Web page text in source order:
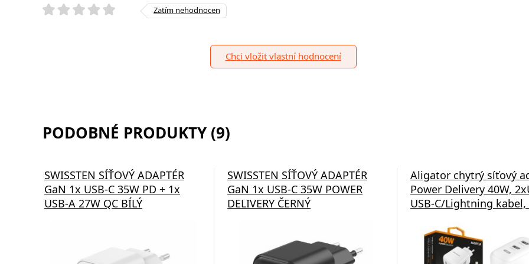
Zatím nehodnocen
Chci vložit vlastní hodnocení
PODOBNÉ PRODUKTY (9)
SWISSTEN SÍŤOVÝ ADAPTÉR
GaN 1x USB-C 35W PD + 1x
USB-A 27W QC BÍLÝ
SWISSTEN SÍŤOVÝ ADAPTÉR
GaN 1x USB-C 35W POWER
DELIVERY ČERNÝ
Aligator chytrý síťový
Power Delivery 40W,
USB-C/Lightning